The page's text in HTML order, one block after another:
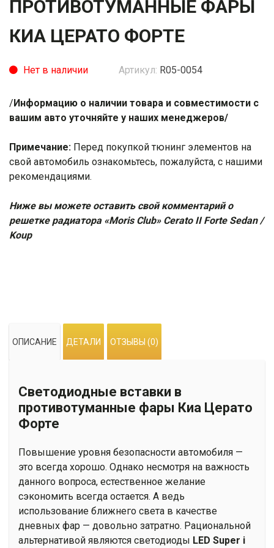
ПРОТИВОТУМАННЫЕ ФАРЫ
КИА ЦЕРАТО ФОРТЕ
Артикул: R05-0054
Нет в наличии
/Информацию о наличии товара и совместимости с
вашим авто уточняйте у наших менеджеров/
Примечание: Перед покупкой тюнинг элементов на
свой автомобиль ознакомьтесь, пожалуйста, с нашими
рекомендациями.
Ниже вы можете оставить свой комментарий о
решетке радиатора «Moris Club» Cerato II Forte Sedan /
Koup
ОПИСАНИЕ ДЕТАЛИ ОТЗЫВЫ (0)
Светодиодные вставки в
противотуманные фары Киа Церато
Форте
Повышение уровня безопасности автомобиля —
это всегда хорошо. Однако несмотря на важность
данного вопроса, естественное желание
сэкономить всегда остается. А ведь
использование ближнего света в качестве
дневных фар — довольно затратно. Рациональной
альтернативой являются светодиоды LED Super i